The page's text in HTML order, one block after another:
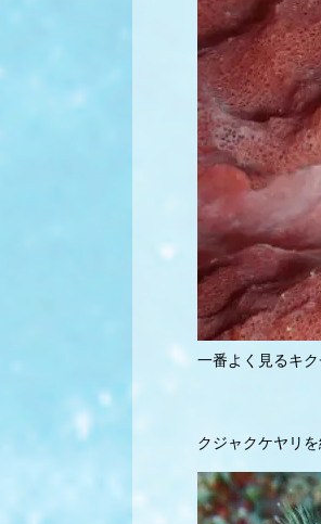
一番よく見るキ
クジャクケヤリ